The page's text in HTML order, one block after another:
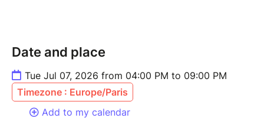
Date and place
Tue Jul 07, 2026 from 04:00 PM to 09:00 PM
Timezone : Europe/Paris
Add to my calendar